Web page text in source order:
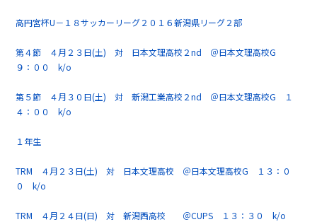
高円宮杯U－１８サッカーリーグ２０１６新潟県リーグ２部
第４節 ４月２３日(土) 対 日本文理高校２nd ＠日本文理高校G
９：００ k/o
第５節 ４月３０日(土) 対 新潟工業高校２nd ＠日本文理高校G １
４：００ k/o
１年生
TRM ４月２３日(土) 対 日本文理高校 ＠日本文理高校G １３：０
０ k/o
TRM ４月２４日(日) 対 新潟西高校 ＠CUPS １３：３０ k/o